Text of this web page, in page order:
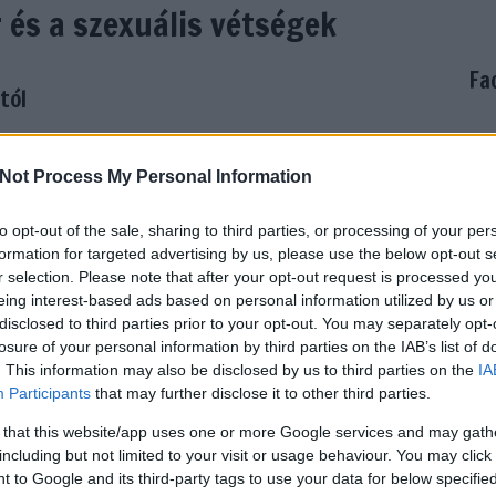
Process My Personal Information
opt-out of the sale, sharing to third parties, or processing of your
for targeted advertising by us, please use the below opt-out
selection. Please note that after your opt-out request is processed
interest-based ads based on personal information utilized by us
to third parties prior to your opt-out. You may separately
of your personal information by third parties on the IAB’s list of
This information may also be disclosed by us to third parties on the
Participants that may further disclose it to other third parties.
that this website/app uses one or more Google services and may
but not limited to your visit or usage behaviour. You may
to Google and its third-party tags to use your data for below
a szexuális vétségek
a későbbi pápától, hogy személyesen kérjen
Ehelyett 2010 húsvét vasárnapján, az ünnepi
ismeretlen, meghökkentő ceremónia keretében a
mondatta ki ártatlanságát „urbi et orbi”. Holott
való kínos érintettsége miatt. Igaz, hogy a pápa
miatt, személyes felelősségéről azonban hallgatott,
és